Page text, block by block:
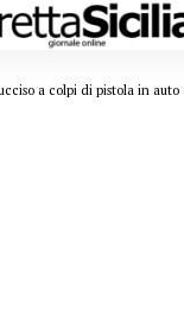
a colpi di pistola in